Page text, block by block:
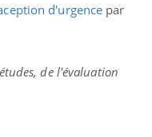
d'urgence par
de l'évaluation